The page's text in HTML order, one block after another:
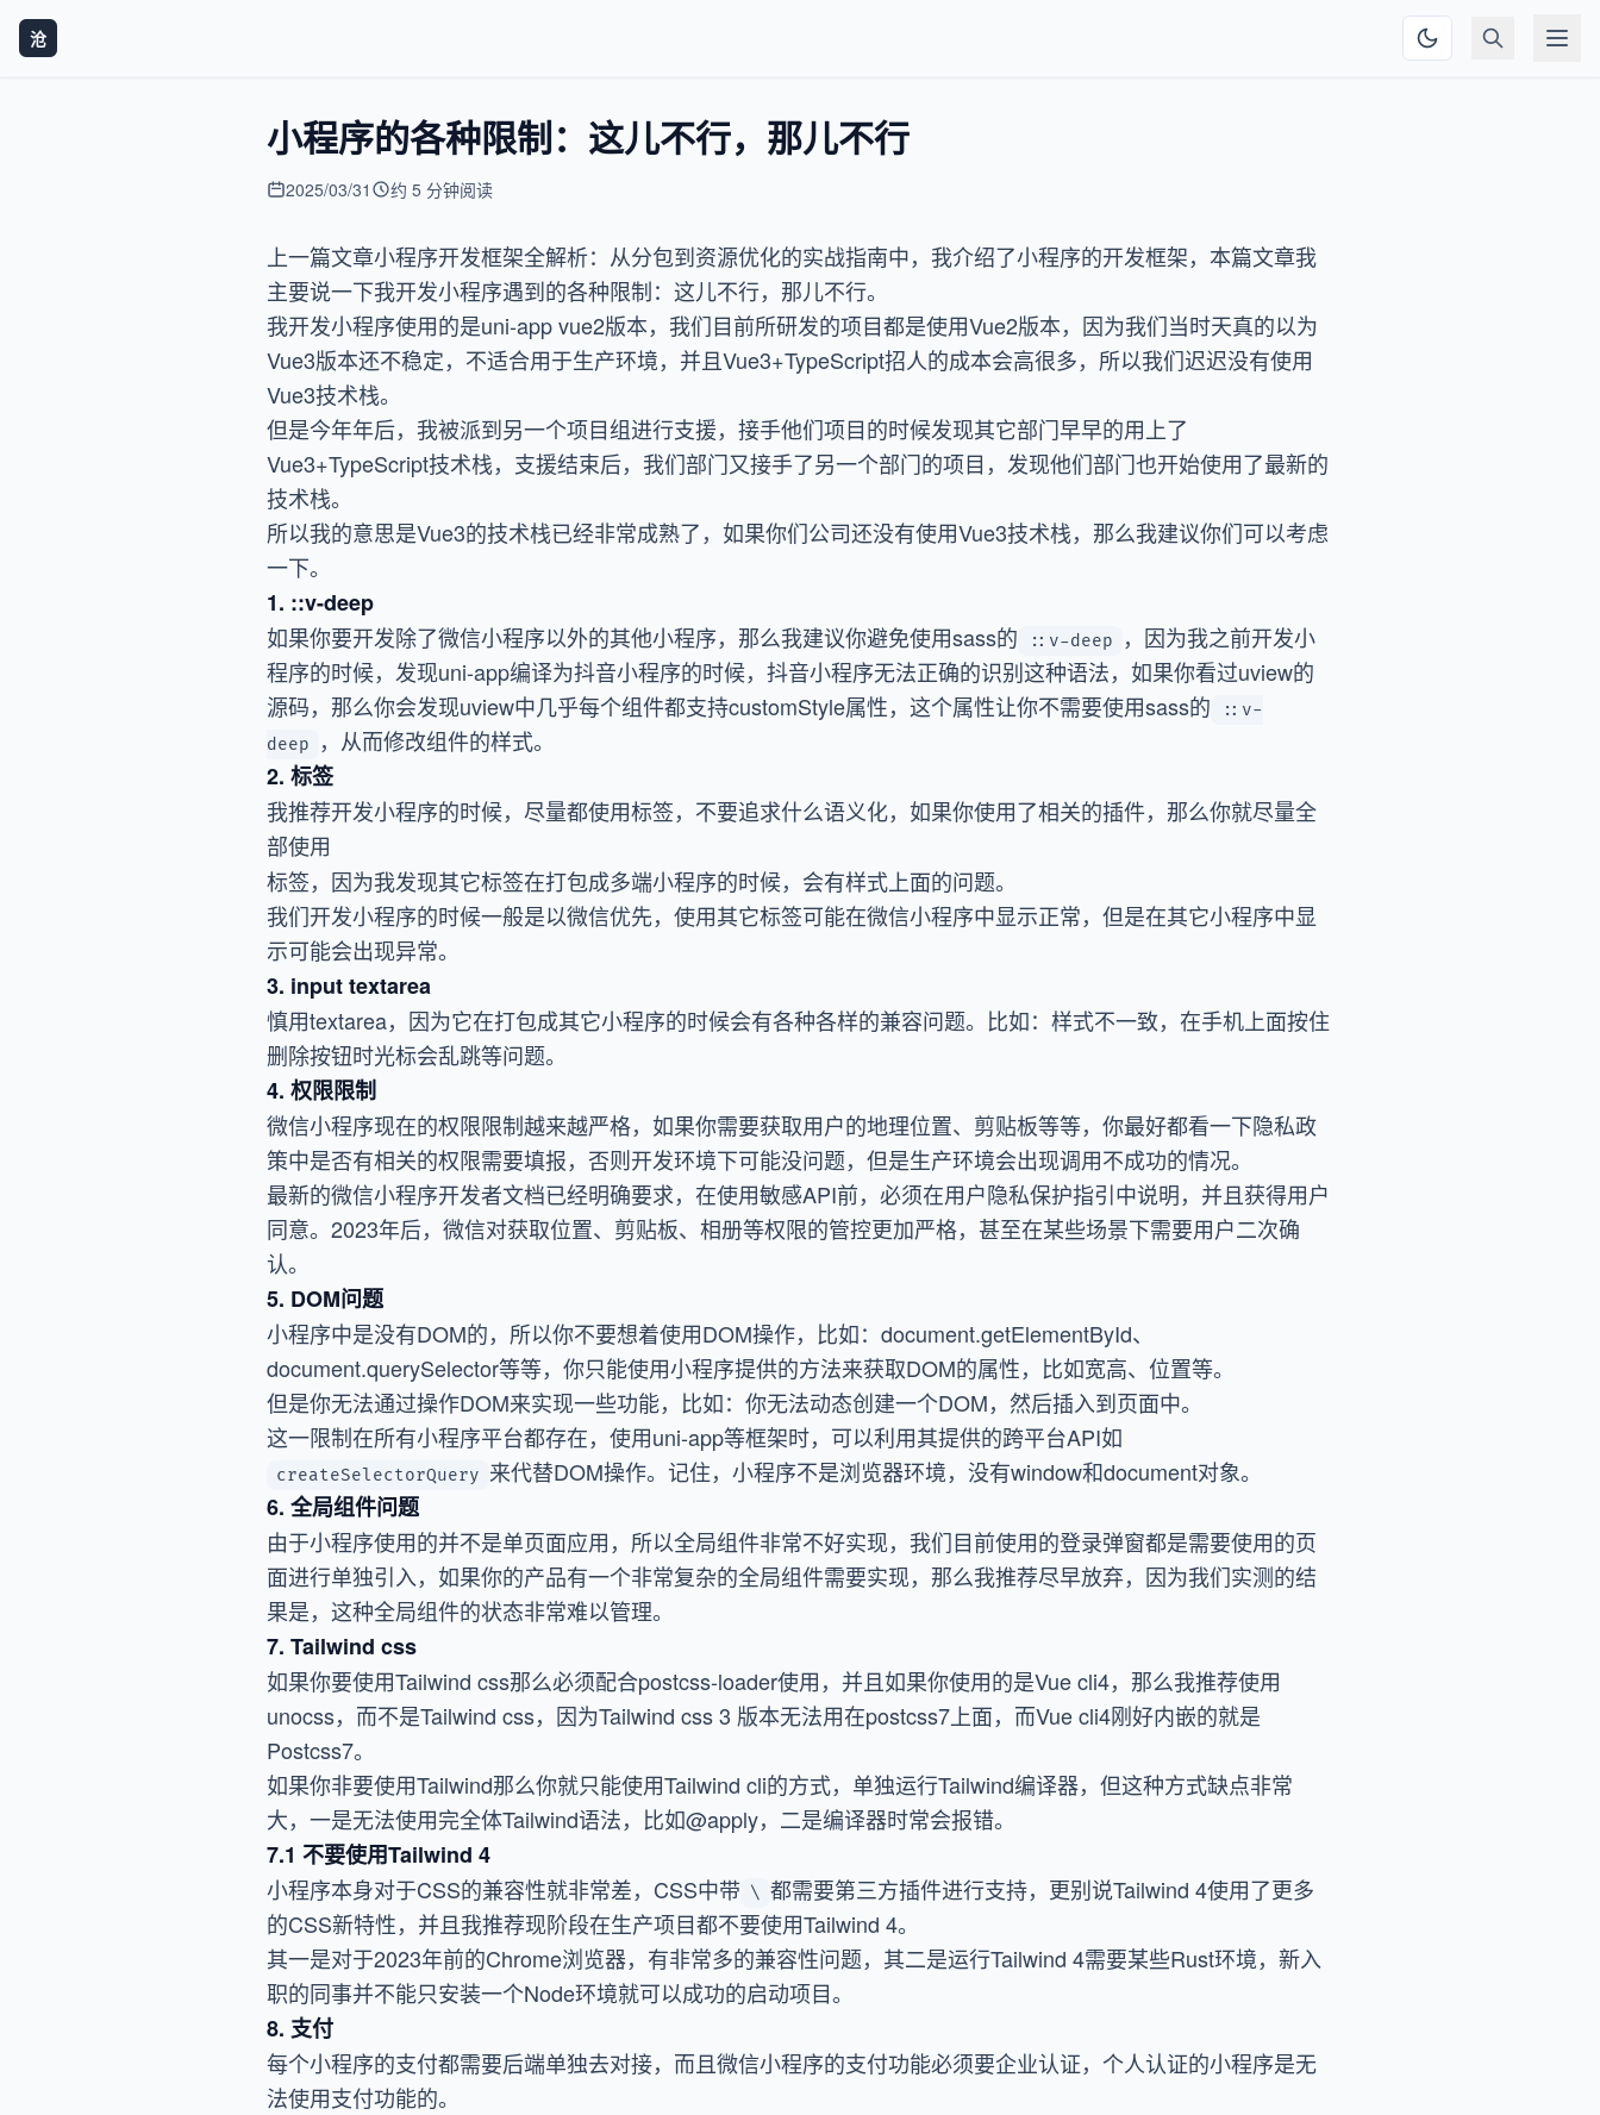
沧
小程序的各种限制：这儿不行，那儿不行
2025/03/31 约 5 分钟阅读
上一篇文章小程序开发框架全解析：从分包到资源优化的实战指南中，我介绍了小程序的开发框架，本篇文章我
主要说一下我开发小程序遇到的各种限制：这儿不行，那儿不行。
我开发小程序使用的是uni-app vue2版本，我们目前所研发的项目都是使用Vue2版本，因为我们当时天真的以为
Vue3版本还不稳定，不适合用于生产环境，并且Vue3+TypeScript招人的成本会高很多，所以我们迟迟没有使用
Vue3技术栈。
但是今年年后，我被派到另一个项目组进行支援，接手他们项目的时候发现其它部门早早的用上了
Vue3+TypeScript技术栈，支援结束后，我们部门又接手了另一个部门的项目，发现他们部门也开始使用了最新的
技术栈。
所以我的意思是Vue3的技术栈已经非常成熟了，如果你们公司还没有使用Vue3技术栈，那么我建议你们可以考虑
一下。
1. ::v-deep
如果你要开发除了微信小程序以外的其他小程序，那么我建议你避免使用sass的
::v-deep
，因为我之前开发小
程序的时候，发现uni-app编译为抖音小程序的时候，抖音小程序无法正确的识别这种语法，如果你看过uview的
源码，那么你会发现uview中几乎每个组件都支持customStyle属性，这个属性让你不需要使用sass的
::v-
deep
，从而修改组件的样式。
2. 标签
我推荐开发小程序的时候，尽量都使用标签，不要追求什么语义化，如果你使用了相关的插件，那么你就尽量全
部使用
标签，因为我发现其它标签在打包成多端小程序的时候，会有样式上面的问题。
我们开发小程序的时候一般是以微信优先，使用其它标签可能在微信小程序中显示正常，但是在其它小程序中显
示可能会出现异常。
3. input textarea
慎用textarea，因为它在打包成其它小程序的时候会有各种各样的兼容问题。比如：样式不一致，在手机上面按住
删除按钮时光标会乱跳等问题。
4. 权限限制
微信小程序现在的权限限制越来越严格，如果你需要获取用户的地理位置、剪贴板等等，你最好都看一下隐私政
策中是否有相关的权限需要填报，否则开发环境下可能没问题，但是生产环境会出现调用不成功的情况。
最新的微信小程序开发者文档已经明确要求，在使用敏感API前，必须在用户隐私保护指引中说明，并且获得用户
同意。2023年后，微信对获取位置、剪贴板、相册等权限的管控更加严格，甚至在某些场景下需要用户二次确
认。
5. DOM问题
小程序中是没有DOM的，所以你不要想着使用DOM操作，比如：document.getElementById、
document.querySelector等等，你只能使用小程序提供的方法来获取DOM的属性，比如宽高、位置等。
但是你无法通过操作DOM来实现一些功能，比如：你无法动态创建一个DOM，然后插入到页面中。
这一限制在所有小程序平台都存在，使用uni-app等框架时，可以利用其提供的跨平台API如
createSelectorQuery 来代替DOM操作。记住，小程序不是浏览器环境，没有window和document对象。
6. 全局组件问题
由于小程序使用的并不是单页面应用，所以全局组件非常不好实现，我们目前使用的登录弹窗都是需要使用的页
面进行单独引入，如果你的产品有一个非常复杂的全局组件需要实现，那么我推荐尽早放弃，因为我们实测的结
果是，这种全局组件的状态非常难以管理。
7. Tailwind css
如果你要使用Tailwind css那么必须配合postcss-loader使用，并且如果你使用的是Vue cli4，那么我推荐使用
unocss，而不是Tailwind css，因为Tailwind css 3 版本无法用在postcss7上面，而Vue cli4刚好内嵌的就是
Postcss7。
如果你非要使用Tailwind那么你就只能使用Tailwind cli的方式，单独运行Tailwind编译器，但这种方式缺点非常
大，一是无法使用完全体Tailwind语法，比如@apply，二是编译器时常会报错。
7.1 不要使用Tailwind 4
小程序本身对于CSS的兼容性就非常差，CSS中带 \ 都需要第三方插件进行支持，更别说Tailwind 4使用了更多
的CSS新特性，并且我推荐现阶段在生产项目都不要使用Tailwind 4。
其一是对于2023年前的Chrome浏览器，有非常多的兼容性问题，其二是运行Tailwind 4需要某些Rust环境，新入
职的同事并不能只安装一个Node环境就可以成功的启动项目。
8. 支付
每个小程序的支付都需要后端单独去对接，而且微信小程序的支付功能必须要企业认证，个人认证的小程序是无
法使用支付功能的。